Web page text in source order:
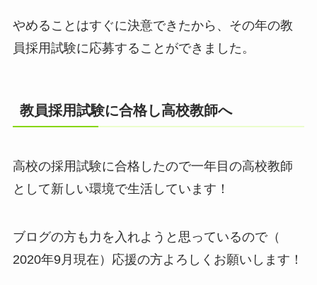
やめることはすぐに決意できたから、その年の教
員採用試験に応募することができました。
教員採用試験に合格し高校教師へ
高校の採用試験に合格したので一年目の高校教師
として新しい環境で生活しています！
ブログの方も力を入れようと思っているので（
2020年9月現在）応援の方よろしくお願いします！